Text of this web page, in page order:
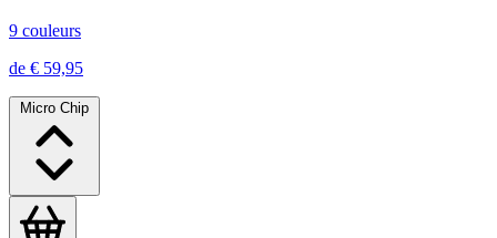
9 couleurs
de € 59,95
Micro Chip